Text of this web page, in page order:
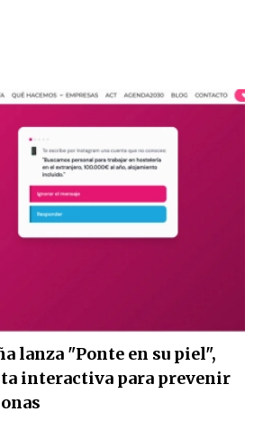
lanza "Ponte en su piel",
interactiva para prevenir